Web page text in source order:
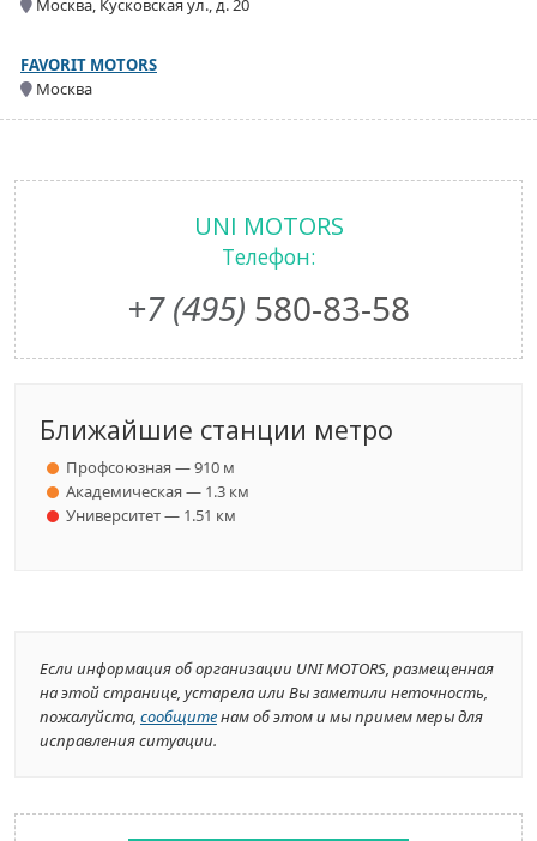
Москва, Кусковская ул., д. 20
FAVORIT MOTORS
Москва
UNI MOTORS
Телефон:
+7 (495) 580-83-58
Ближайшие станции метро
Профсоюзная — 910 м
Академическая — 1.3 км
Университет — 1.51 км
Если информация об организации UNI MOTORS, размещенная
на этой странице, устарела или Вы заметили неточность,
пожалуйста, сообщитенам об этом и мы примем меры для
исправления ситуации.